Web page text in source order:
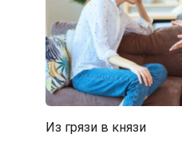
Из грязи в князи